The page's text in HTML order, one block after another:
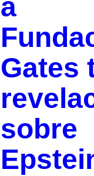
a
Gates
sobre